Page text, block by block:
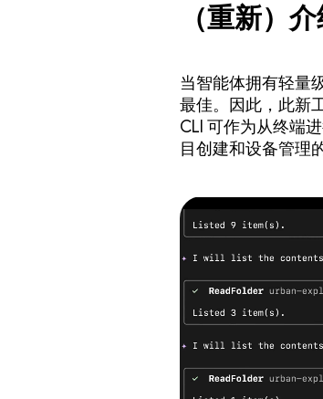
（重新）
当智能体拥有轻量
最佳。因此，此新
CLI 可作为从终端
目创建和设备管理